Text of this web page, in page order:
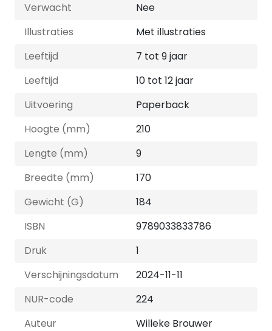
Verwacht
Nee
Illustraties
Met illustraties
Leeftijd
7 tot 9 jaar
Leeftijd
10 tot 12 jaar
Uitvoering
Paperback
Hoogte (mm)
210
Lengte (mm)
9
Breedte (mm)
170
Gewicht (G)
184
ISBN
9789033833786
Druk
1
Verschijningsdatum
2024-11-11
NUR-code
224
Auteur
Willeke Brouwer